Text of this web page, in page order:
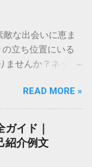
敵な出会いに恵ま
立ち位置にいる
ませんか？ネット
ません。しかし、
ことは、決して自
今の自分の「市
トで幸せな結婚
この記事では、
READ MORE »
イド｜
紹介例文